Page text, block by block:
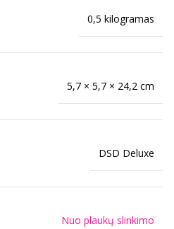
0,5 kilogramas
5,7 × 5,7 × 24,2 cm
DSD Deluxe
Nuo plaukų slinkimo